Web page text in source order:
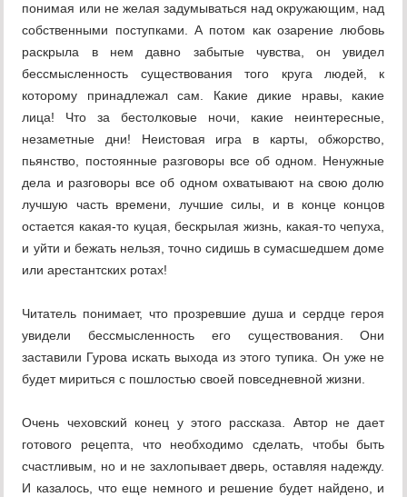
понимая или не желая задумываться над окружающим, над
собственными поступками. А потом как озарение любовь
раскрыла в нем давно забытые чувства, он увидел
бессмысленность существования того круга людей, к
которому принадлежал сам. Какие дикие нравы, какие
лица! Что за бестолковые ночи, какие неинтересные,
незаметные дни! Неистовая игра в карты, обжорство,
пьянство, постоянные разговоры все об одном. Ненужные
дела и разговоры все об одном охватывают на свою долю
лучшую часть времени, лучшие силы, и в конце концов
остается какая-то куцая, бескрылая жизнь, какая-то чепуха,
и уйти и бежать нельзя, точно сидишь в сумасшедшем доме
или арестантских ротах!
Читатель понимает, что прозревшие душа и сердце героя
увидели бессмысленность его существования. Они
заставили Гурова искать выхода из этого тупика. Он уже не
будет мириться с пошлостью своей повседневной жизни.
Очень чеховский конец у этого рассказа. Автор не дает
готового рецепта, что необходимо сделать, чтобы быть
счастливым, но и не захлопывает дверь, оставляя надежду.
И казалось, что еще немного и решение будет найдено, и